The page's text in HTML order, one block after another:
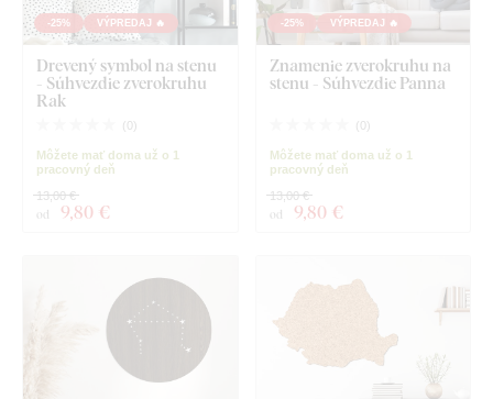
-25% VÝPREDAJ 🔥
Drevený symbol na stenu
- Súhvezdie zverokruhu
Rak
( 0)
Môžete mať doma už o 1
pracovný deň
od 9,80 €
13,00 €
-25% VÝPREDAJ 🔥
Znamenie zverokruhu na
stenu - Súhvezdie Panna
( 0)
Môžete mať doma už o 1
pracovný deň
od 9,80 €
13,00 €